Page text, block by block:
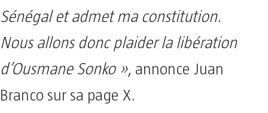
Sénégal et admet ma constitution.
Nous allons donc plaider la libération
d’Ousmane Sonko », annonce Juan
Branco sur sa page X.